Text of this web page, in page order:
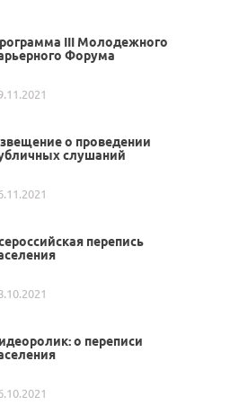
III Молодежного
Форума
о проведении
слушаний
перепись
о переписи